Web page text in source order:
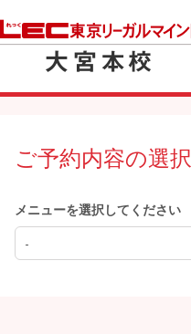
ご予約内容の選択
メニューを選択してください
-